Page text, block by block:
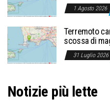
1 Agosto 2026
Terremoto
scossa di
31 Luglio 2026
Notizie più lette